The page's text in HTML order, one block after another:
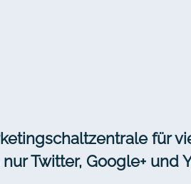
für
Twitter, Google+ und